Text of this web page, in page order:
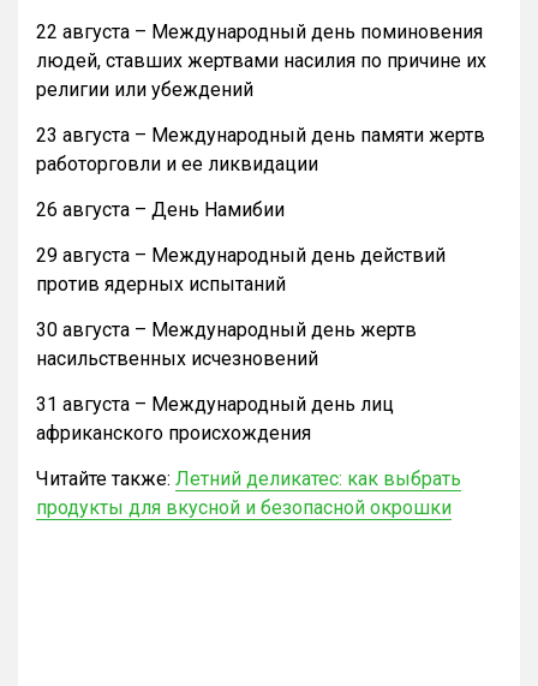
22 августа – Международный день поминовения
людей, ставших жертвами насилия по причине их
религии или убеждений
23 августа – Международный день памяти жертв
работорговли и ее ликвидации
26 августа – День Намибии
29 августа – Международный день действий
против ядерных испытаний
30 августа – Международный день жертв
насильственных исчезновений
31 августа – Международный день лиц
африканского происхождения
Читайте также: Летний деликатес: как выбрать
продукты для вкусной и безопасной окрошки